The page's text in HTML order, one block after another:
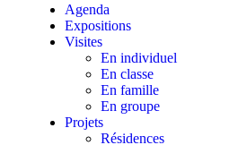
Agenda
Expositions
Visites
En individuel
En classe
En famille
En groupe
Projets
Résidences